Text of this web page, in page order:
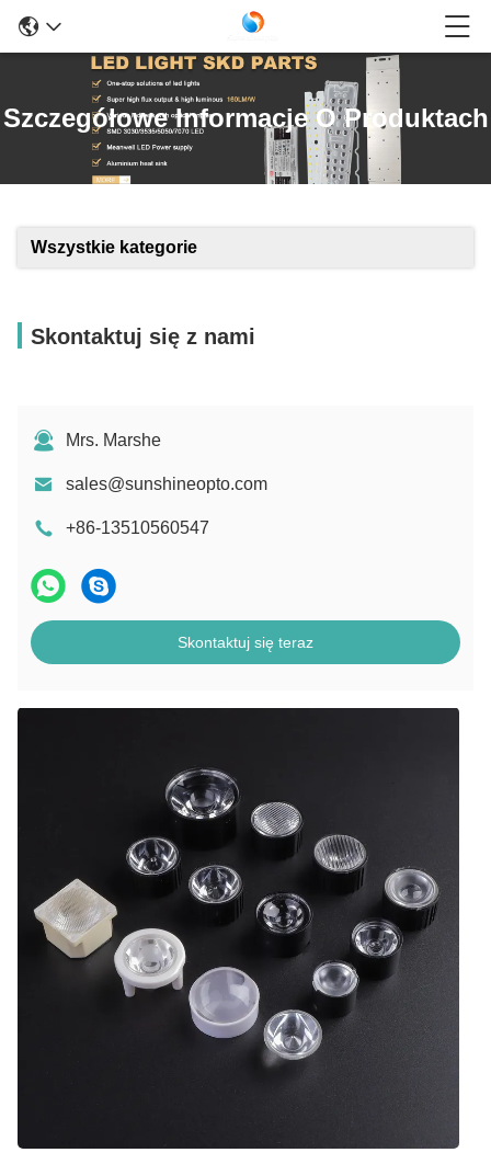
Szczegółowe Informacje O Produktach
Wszystkie kategorie
Skontaktuj się z nami
Mrs. Marshe
sales@sunshineopto.com
+86-13510560547
Skontaktuj się teraz